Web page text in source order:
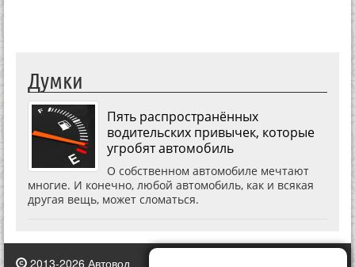
Думки
Пять распространённых
водительских привычек, которые
угробят автомобиль
О собственном автомобиле мечтают
многие. И конечно, любой автомобиль, как и всякая
другая вещь, может сломаться.
2013-2026 Автовод